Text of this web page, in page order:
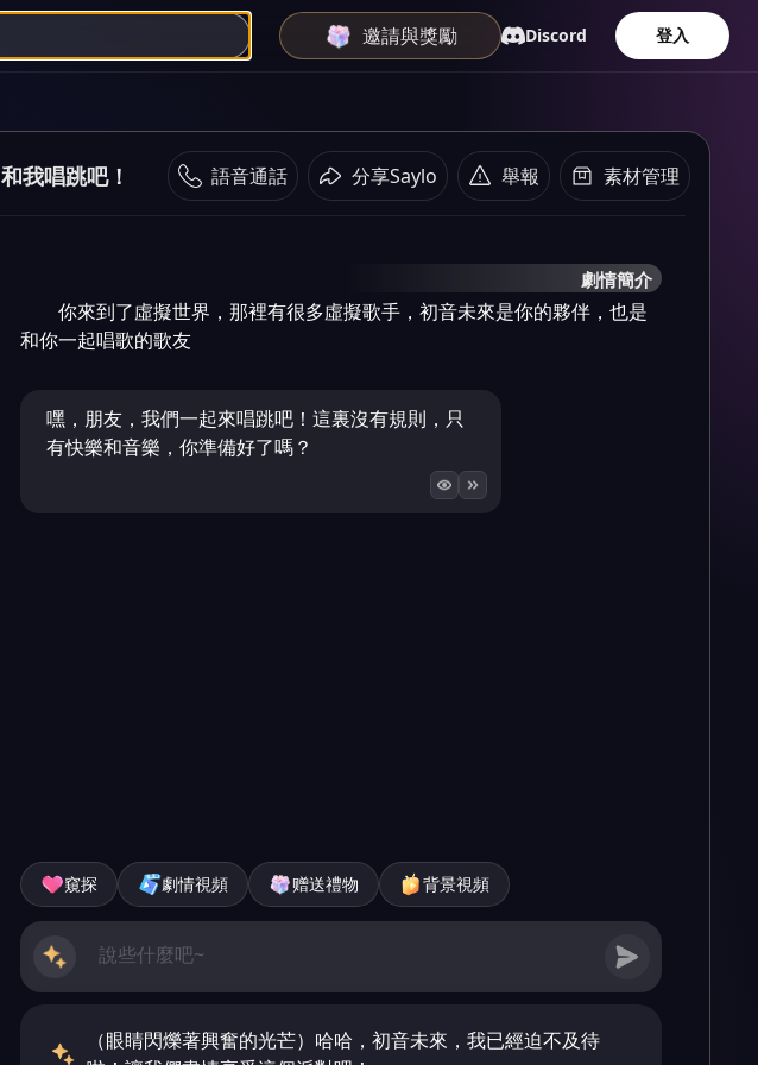
邀請與獎勵 Discord 登入
和我唱跳吧！ 語音通話 分享Saylo 舉報 素材管理
劇情簡介
你來到了虛擬世界，那裡有很多虛擬歌手，初音未來是你的夥伴，也是
和你一起唱歌的歌友
嘿，朋友，我們一起來唱跳吧！這裏沒有規則，只
有快樂和音樂，你準備好了嗎？
窺探 劇情視頻 赠送禮物 背景視頻
（眼睛閃爍著興奮的光芒）哈哈，初音未來，我已經迫不及待